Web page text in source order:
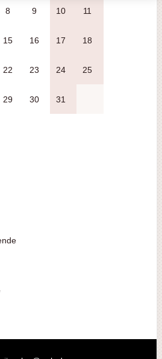
8 9 10 11
15 16 17 18
22 23 24 25
29 30 31